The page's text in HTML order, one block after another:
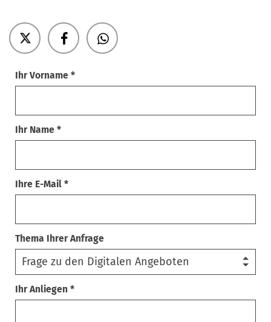
Ihr Vorname *
Ihr Name *
Ihre E-Mail *
Thema Ihrer Anfrage
Ihr Anliegen *